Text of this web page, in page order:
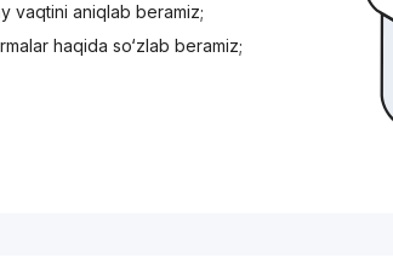
vaqtini aniqlab beramiz;
haqida so‘zlab beramiz;